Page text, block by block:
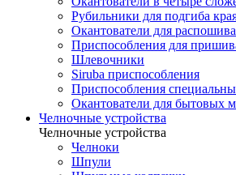
Рубильники для подгиба
Окантователи для
Приспособления для
Шлевочники
Siruba приспособления
Приспособления
Окантователи для бытовых
Челночные устройства
Челночные устройства
Челноки
Шпули